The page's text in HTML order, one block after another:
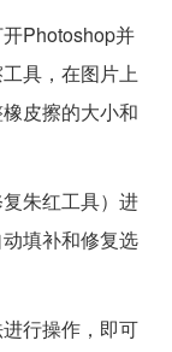
Photoshop并
具，在图片上
皮擦的大小和
朱红工具）进
填补和修复选
行操作，即可